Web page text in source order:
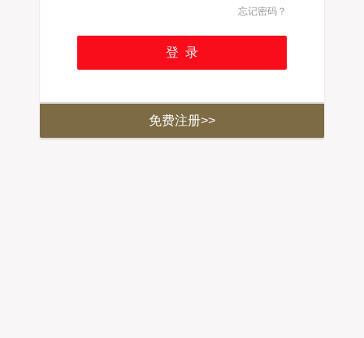
忘记密码？
免费注册>>